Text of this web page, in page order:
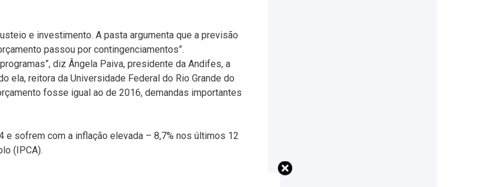
e investimento. A pasta argumenta que a previsão
passou por contingenciamentos”.
diz Ângela Paiva, presidente da Andifes, a
ela, reitora da Universidade Federal do Rio Grande do
fosse igual ao de 2016, demandas importantes
sofrem com a inflação elevada – 8,7% nos últimos 12
(IPCA).
devem distribuir 50% das vagas entre alunos